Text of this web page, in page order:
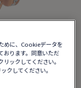
めに、Cookieデータを
おります。同意いただ
ックしてください。
クしてください。